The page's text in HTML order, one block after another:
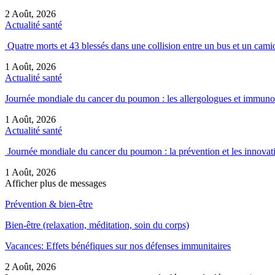
2 Août, 2026
Actualité santé
Quatre morts et 43 blessés dans une collision entre un bus et un
1 Août, 2026
Actualité santé
Journée mondiale du cancer du poumon : les allergologues et
1 Août, 2026
Actualité santé
Journée mondiale du cancer du poumon : la prévention et les
1 Août, 2026
Afficher plus de messages
Prévention & bien-être
Bien-être (relaxation, méditation, soin du corps)
Vacances: Effets bénéfiques sur nos défenses immunitaires
2 Août, 2026